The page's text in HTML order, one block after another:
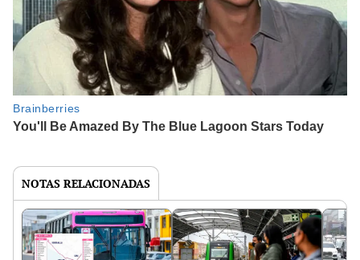
NOTAS RELACIONADAS